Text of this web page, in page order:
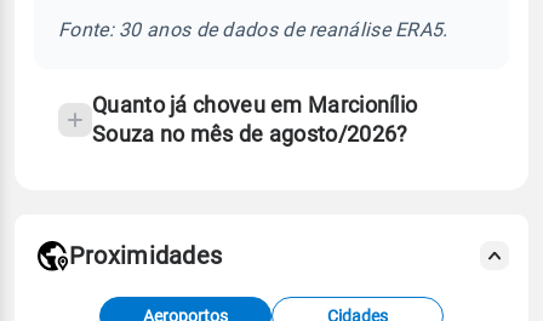
temperatura
Fonte: 30 anos de dados de reanálise ERA5.
Quanto já choveu em Marcionílio
Souza no mês de agosto/2026?
Fonte: dados combinados de estações
Proximidades
Aeroportos Cidades